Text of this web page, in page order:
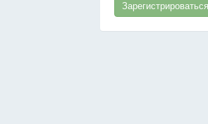
Зарегистрироваться